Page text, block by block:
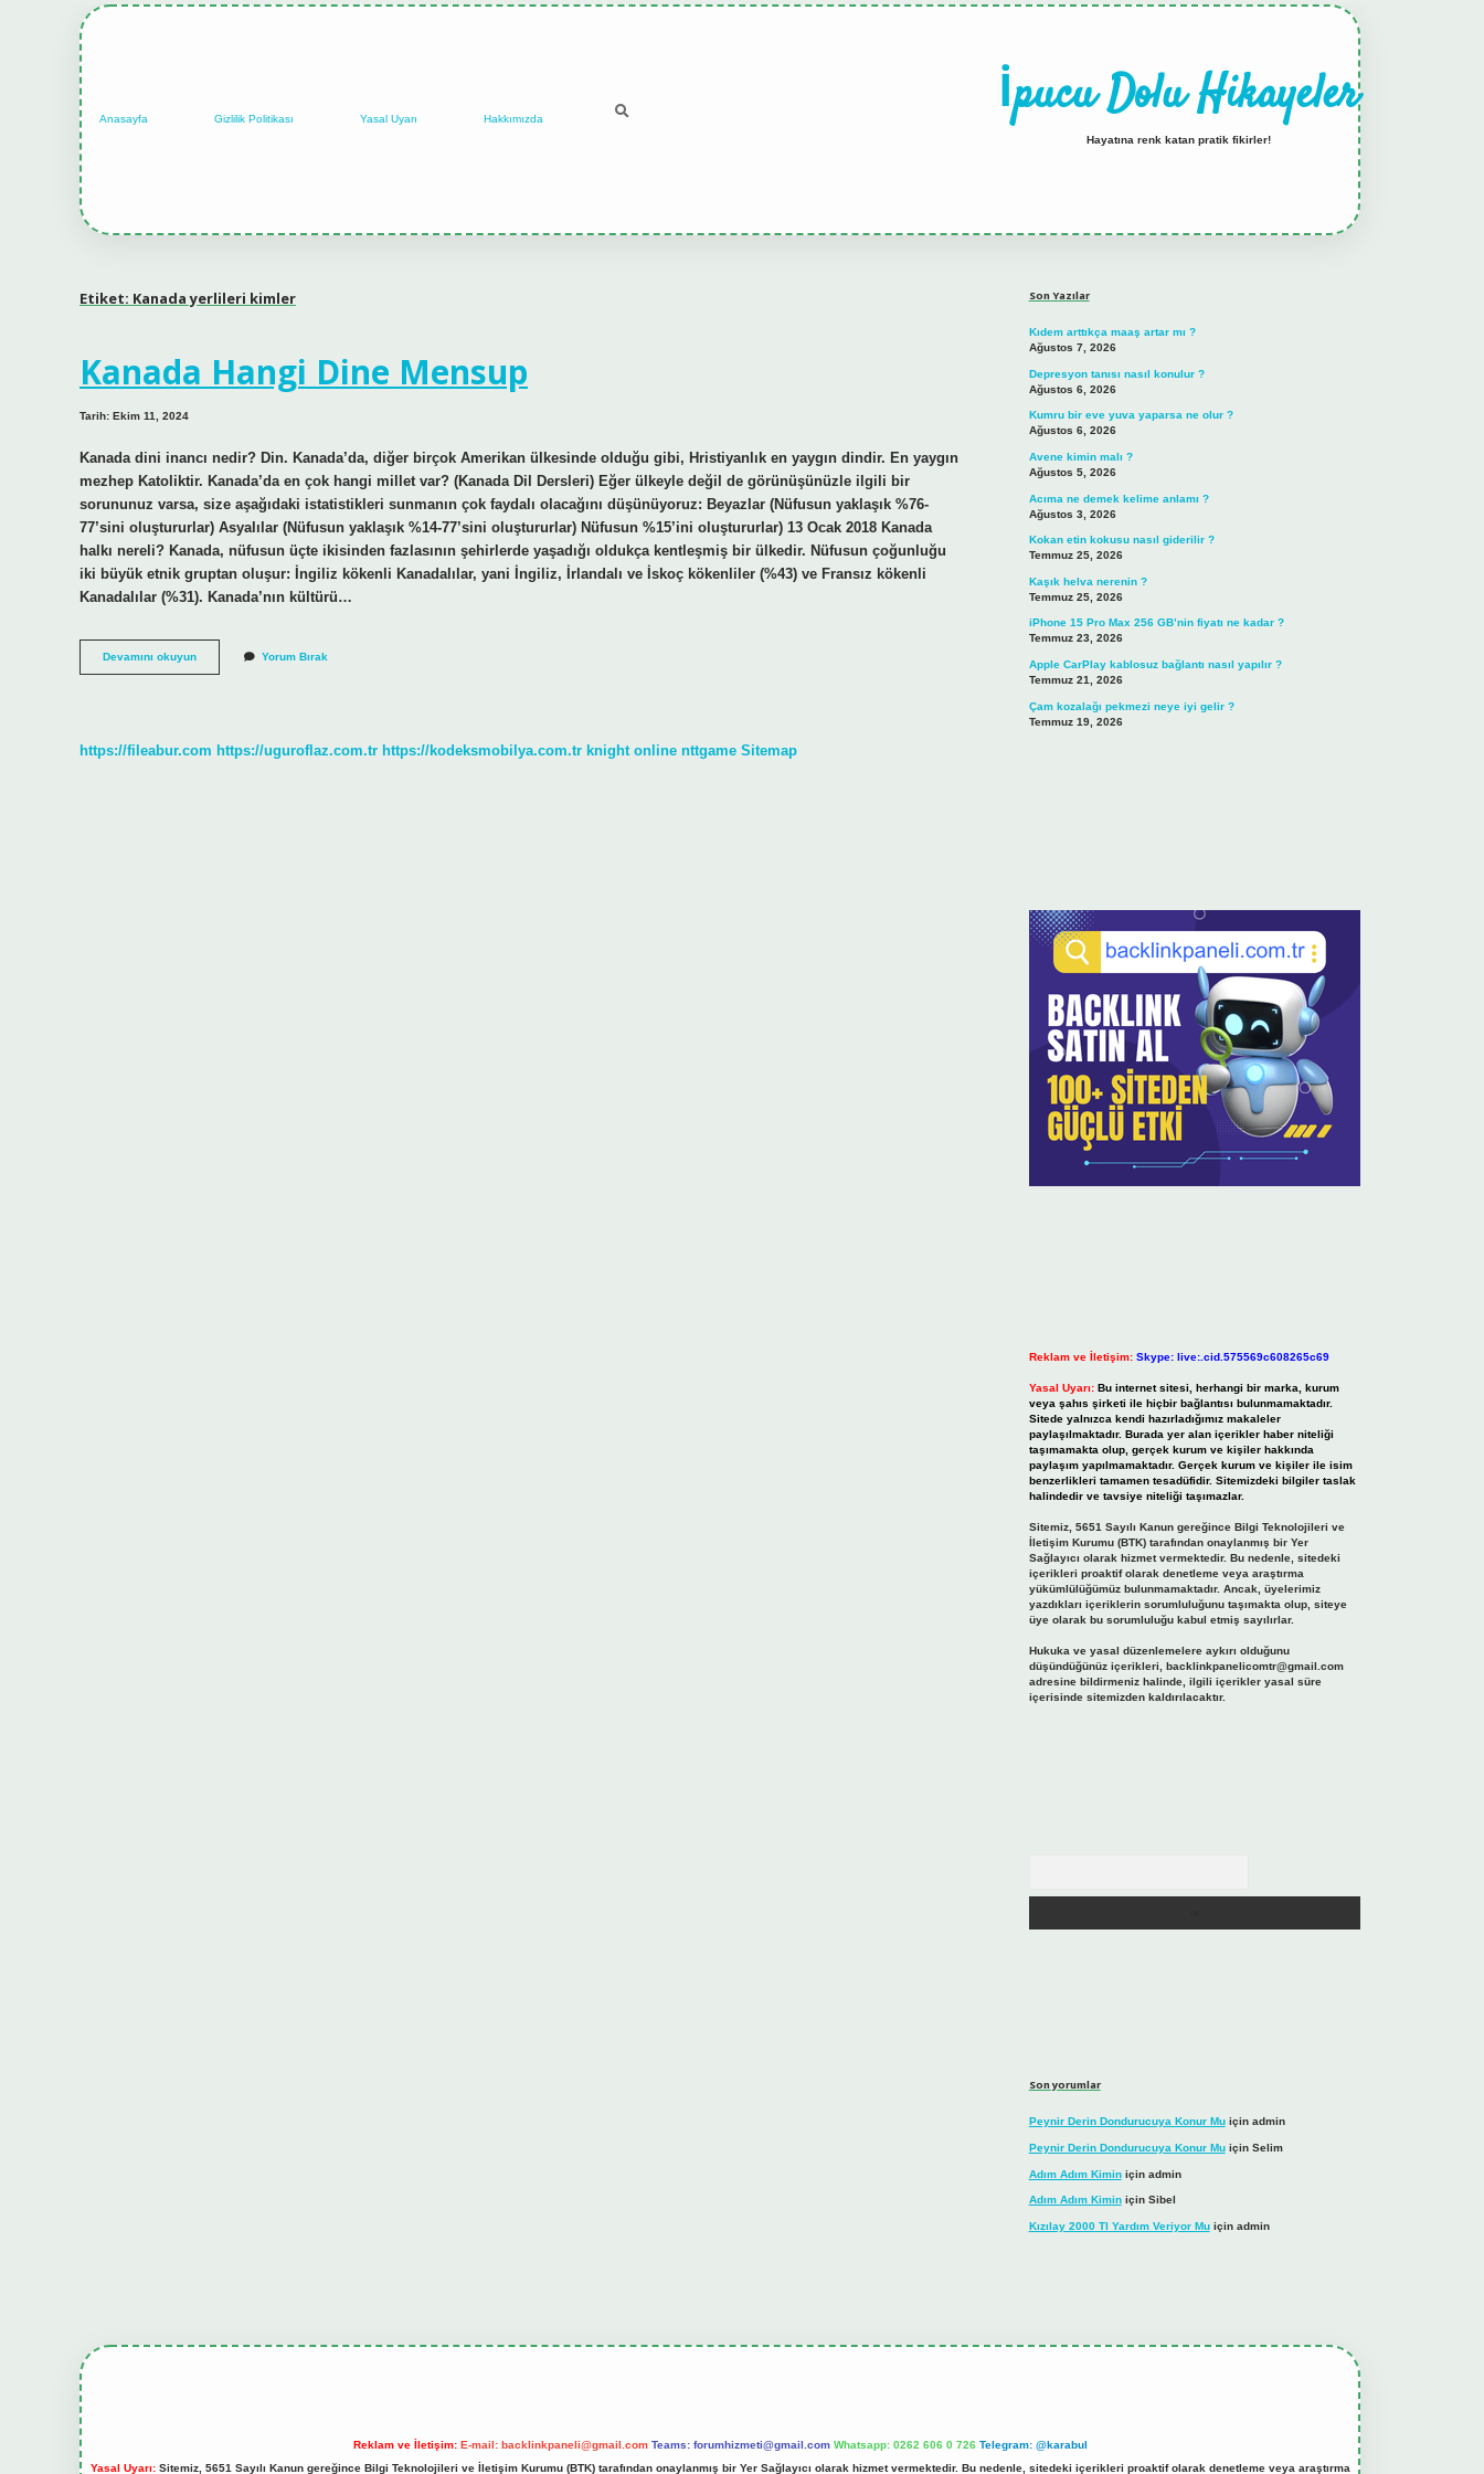
Anasayfa Gizlilik Politikası Yasal Uyarı Hakkımızda İpucu Dolu Hikayeler
Hayatına renk katan pratik fikirler!
Etiket: Kanada yerlileri kimler
Kanada Hangi Dine Mensup
Tarih: Ekim 11, 2024
Kanada dini inancı nedir? Din. Kanada’da, diğer birçok Amerikan ülkesinde olduğu gibi, Hristiyanlık en yaygın dindir. En yaygın
mezhep Katoliktir. Kanada’da en çok hangi millet var? (Kanada Dil Dersleri) Eğer ülkeyle değil de görünüşünüzle ilgili bir
sorununuz varsa, size aşağıdaki istatistikleri sunmanın çok faydalı olacağını düşünüyoruz: Beyazlar (Nüfusun yaklaşık %76-
77’sini oluştururlar) Asyalılar (Nüfusun yaklaşık %14-77’sini oluştururlar) Nüfusun %15’ini oluştururlar) 13 Ocak 2018 Kanada
halkı nereli? Kanada, nüfusun üçte ikisinden fazlasının şehirlerde yaşadığı oldukça kentleşmiş bir ülkedir. Nüfusun çoğunluğu
iki büyük etnik gruptan oluşur: İngiliz kökenli Kanadalılar, yani İngiliz, İrlandalı ve İskoç kökenliler (%43) ve Fransız kökenli
Kanadalılar (%31). Kanada’nın kültürü…
Devamını okuyunKanada
Hangi
Yorum Bırak
https://fileabur.com https://uguroflaz.com.tr https://kodeksmobilya.com.tr knight online nttgame Sitemap
Son Yazılar
Kıdem arttıkça maaş artar mı ?
Ağustos 7, 2026
Depresyon tanısı nasıl konulur ?
Ağustos 6, 2026
Kumru bir eve yuva yaparsa ne olur ?
Ağustos 6, 2026
Avene kimin malı ?
Ağustos 5, 2026
Acıma ne demek kelime anlamı ?
Ağustos 3, 2026
Kokan etin kokusu nasıl giderilir ?
Temmuz 25, 2026
Kaşık helva nerenin ?
Temmuz 25, 2026
iPhone 15 Pro Max 256 GB’nin fiyatı ne kadar ?
Temmuz 23, 2026
Apple CarPlay kablosuz bağlantı nasıl yapılır ?
Temmuz 21, 2026
Çam kozalağı pekmezi neye iyi gelir ?
Temmuz 19, 2026
Reklam ve İletişim: Skype: live:.cid.575569c608265c69
Yasal Uyarı: Bu internet sitesi, herhangi bir marka, kurum
veya şahıs şirketi ile hiçbir bağlantısı bulunmamaktadır.
Sitede yalnızca kendi hazırladığımız makaleler
paylaşılmaktadır. Burada yer alan içerikler haber niteliği
taşımamakta olup, gerçek kurum ve kişiler hakkında
paylaşım yapılmamaktadır. Gerçek kurum ve kişiler ile isim
benzerlikleri tamamen tesadüfidir. Sitemizdeki bilgiler taslak
halindedir ve tavsiye niteliği taşımazlar.
Sitemiz, 5651 Sayılı Kanun gereğince Bilgi Teknolojileri ve
İletişim Kurumu (BTK) tarafından onaylanmış bir Yer
Sağlayıcı olarak hizmet vermektedir. Bu nedenle, sitedeki
içerikleri proaktif olarak denetleme veya araştırma
yükümlülüğümüz bulunmamaktadır. Ancak, üyelerimiz
yazdıkları içeriklerin sorumluluğunu taşımakta olup, siteye
üye olarak bu sorumluluğu kabul etmiş sayılırlar.
Hukuka ve yasal düzenlemelere aykırı olduğunu
düşündüğünüz içerikleri, backlinkpanelicomtr@gmail.com
adresine bildirmeniz halinde, ilgili içerikler yasal süre
içerisinde sitemizden kaldırılacaktır.
Son yorumlar
Peynir Derin Dondurucuya Konur Muiçin admin
Peynir Derin Dondurucuya Konur Muiçin Selim
Adım Adım Kiminiçin admin
Adım Adım Kiminiçin Sibel
Kızılay 2000 Tl Yardım Veriyor Muiçin admin
Reklam ve İletişim: E-mail: backlinkpaneli@gmail.com Teams: forumhizmeti@gmail.com Whatsapp: 0262 606 0 726 Telegram: @karabul
Yasal Uyarı:Sitemiz, 5651 Sayılı Kanun gereğince Bilgi Teknolojileri ve İletişim Kurumu (BTK) tarafından onaylanmış bir Yer Sağlayıcı olarak hizmet vermektedir. Bu nedenle, sitedeki içerikleri proaktif olarak denetleme veya araştırma